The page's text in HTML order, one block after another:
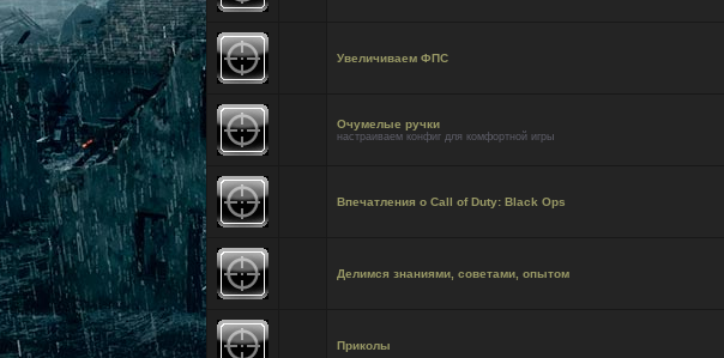
Увеличиваем ФПС
Очумелые ручки
настраиваем конфиг для комфортной игры
Впечатления о Call of Duty: Black Ops
Делимся знаниями, советами, опытом
Приколы